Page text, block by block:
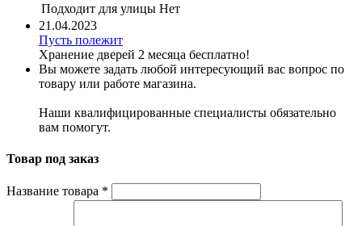
Подходит для улицы Нет
21.04.2023
Пусть полежит
Хранение дверей 2 месяца бесплатно!
Вы можете задать любой интересующий вас вопрос по
товару или работе магазина.
Наши квалифицированные специалисты обязательно
вам помогут.
Товар под заказ
Название товара *